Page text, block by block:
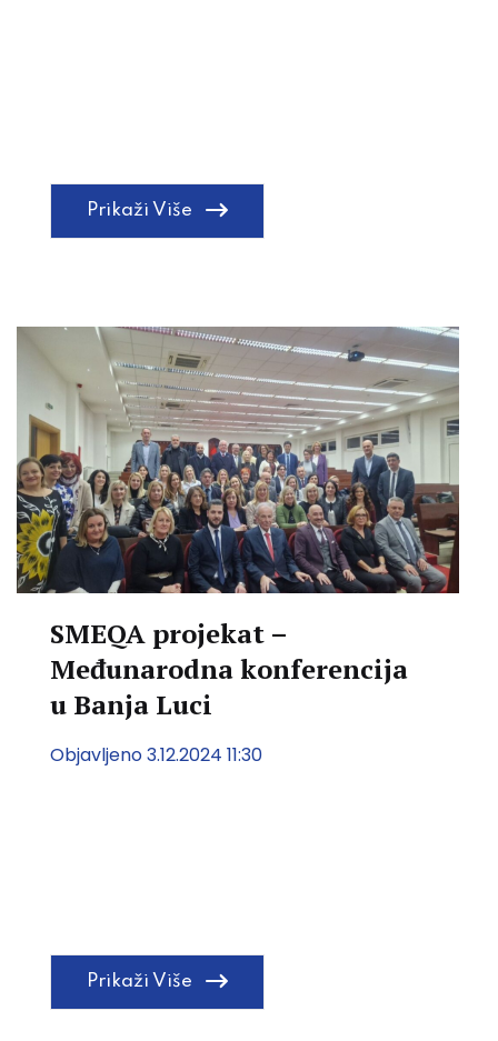
Prikaži Više
SMEQA projekat –
Međunarodna konferencija
u Banja Luci
Objavljeno 3.12.2024 11:30
Prikaži Više